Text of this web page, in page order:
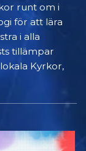
runt om i
för att lära
i alla
tillämpar
Kyrkor,